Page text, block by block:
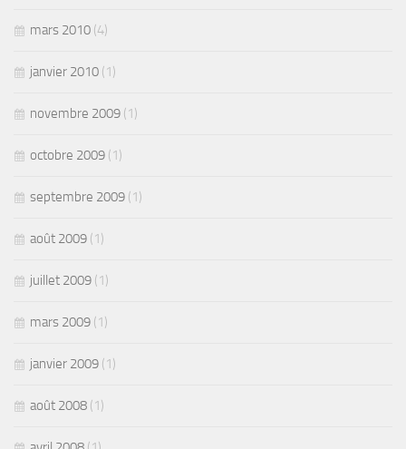
mars 2010 (4)
janvier 2010 (1)
novembre 2009 (1)
octobre 2009 (1)
septembre 2009 (1)
août 2009 (1)
juillet 2009 (1)
mars 2009 (1)
janvier 2009 (1)
août 2008 (1)